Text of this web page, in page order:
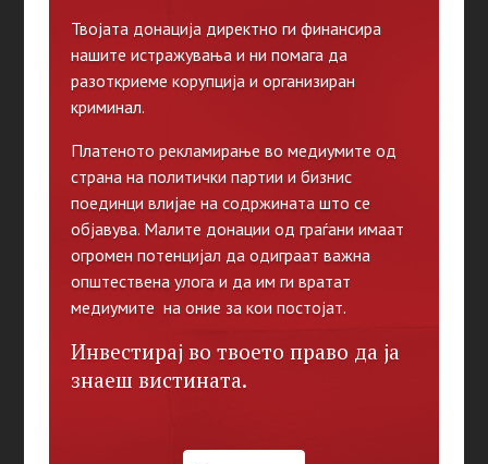
Твојата донација директно ги финансира
нашите истражувања и ни помага да
разоткриеме корупција и организиран
криминал.
Платеното рекламирање во медиумите од
страна на политички партии и бизнис
поединци влијае на содржината што се
објавува. Малите донации од граѓани имаат
огромен потенцијал да одиграат важна
општествена улога и да им ги вратат
медиумите на оние за кои постојат.
Инвестирај во твоето право да ја
знаеш вистината.